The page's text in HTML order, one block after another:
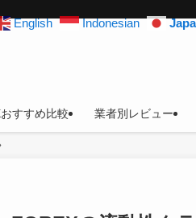
すすめ比較 業者別レビュー
English Indonesian